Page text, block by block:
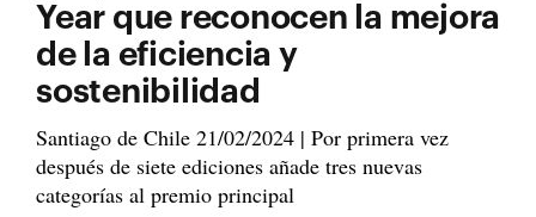
Year que reconocen la mejora
de la eficiencia y
sostenibilidad
Santiago de Chile 21/02/2024 | Por primera vez
después de siete ediciones añade tres nuevas
categorías al premio principal